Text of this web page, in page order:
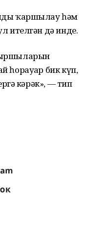
ҡаршылау һәм
ителгән дә инде.
һорауҙар бик күп,
кәрәк», — тип